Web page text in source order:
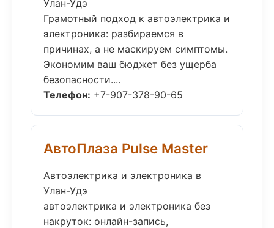
Улан-Удэ
Грамотный подход к автоэлектрика и
электроника: разбираемся в
причинах, а не маскируем симптомы.
Экономим ваш бюджет без ущерба
безопасности....
Телефон: +7-907-378-90-65
АвтоПлаза Pulse Master
Автоэлектрика и электроника в
Улан-Удэ
автоэлектрика и электроника без
накруток: онлайн-запись,